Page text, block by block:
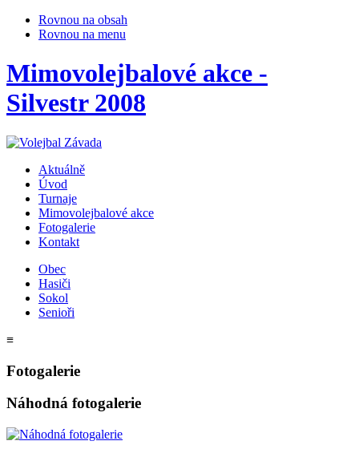
Rovnou na obsah
Rovnou na menu
Mimovolejbalové akce -
Silvestr 2008
Aktuálně
Úvod
Turnaje
Mimovolejbalové akce
Fotogalerie
Kontakt
Obec
Hasiči
Sokol
Senioři
≡
Fotogalerie
Náhodná fotogalerie